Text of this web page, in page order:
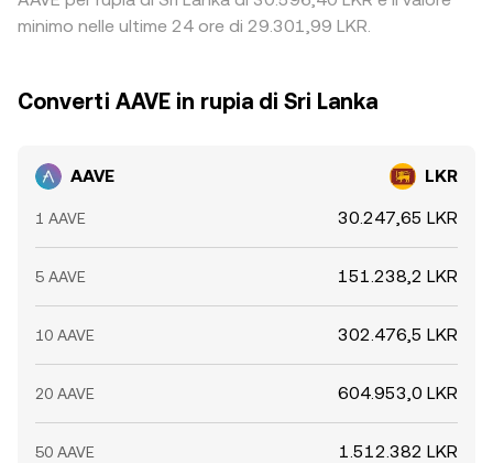
minimo nelle ultime 24 ore di 29.301,99 LKR.
Converti AAVE in rupia di Sri Lanka
AAVE LKR
1 AAVE 30.247,65 LKR
5 AAVE 151.238,2 LKR
10 AAVE 302.476,5 LKR
20 AAVE 604.953,0 LKR
50 AAVE 1.512.382 LKR